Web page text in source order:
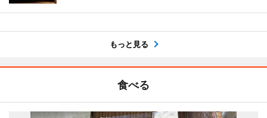
もっと見る
食べる